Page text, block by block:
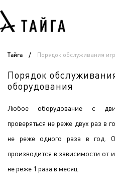
Тайга / Порядок обслуживания
Порядок
оборудования
Любое оборудование с
проверяться не реже двух раз в
не реже одного раза в год.
производится в зависимости от
не реже 1 раза в месяц.